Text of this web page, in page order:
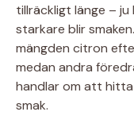
tillräckligt länge –
starkare blir
mängden citron
medan andra
handlar om att
smak.